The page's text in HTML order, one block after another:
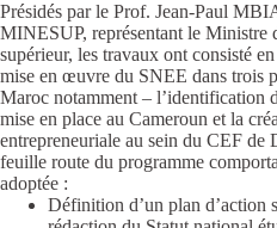
Présidés par le Prof. Jean-Paul
MINESUP, représentant le Ministre
supérieur, les travaux ont consisté
mise en œuvre du SNEE dans trois
Maroc notamment – l’identification
mise en place au Cameroun et la
entrepreneuriale au sein du CEF de
feuille route du programme
adoptée :
Définition d’un plan d’action